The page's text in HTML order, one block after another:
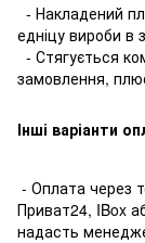
- Накладений
едніцу вироби в
- Стягується
замовлення,
Інші варіанти
- Оплата через
Приват24, IBox
надасть